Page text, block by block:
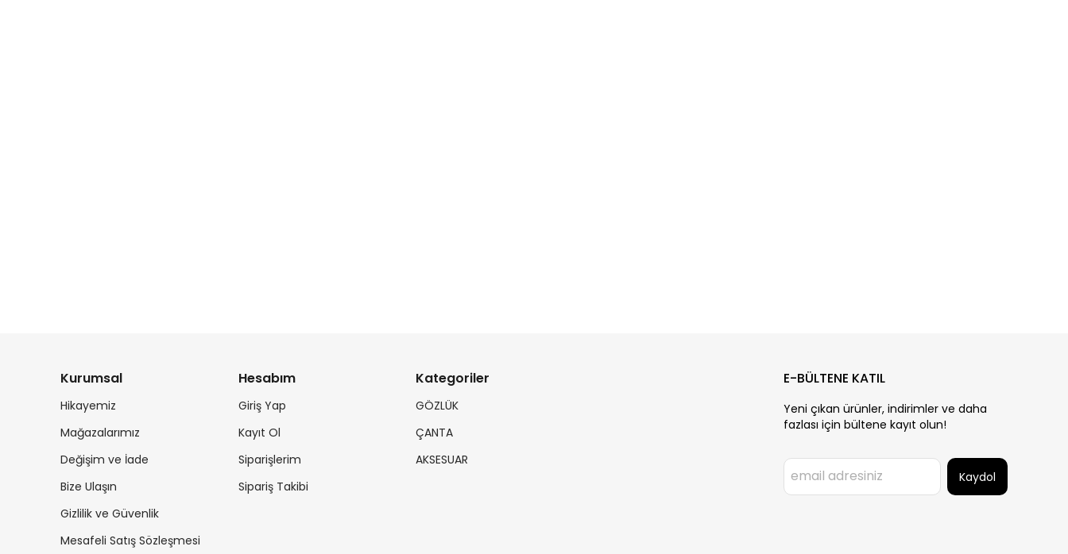
Kurumsal
Hikayemiz
Mağazalarımız
Değişim ve İade
Bize Ulaşın
Gizlilik ve Güvenlik
Mesafeli Satış Sözleşmesi
Hesabım
Giriş Yap
Kayıt Ol
Siparişlerim
Sipariş Takibi
Kategoriler
GÖZLÜK
ÇANTA
AKSESUAR
E-BÜLTENE KATIL
Yeni çıkan ürünler, indirimler ve daha
fazlası için bültene kayıt olun!
Kaydol